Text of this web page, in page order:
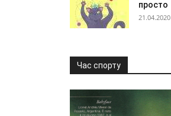
просто
21.04.2020
Час спорту